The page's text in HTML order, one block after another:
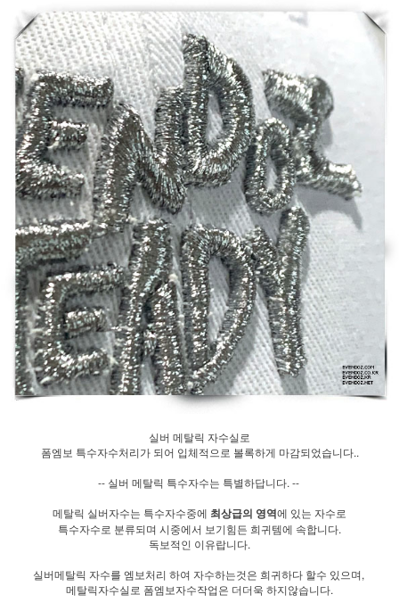
실버 메탈릭 자수실로
폼엠보 특수자수처리가 되어 입체적으로 볼록하게 마감되었습니다..
-- 실버 메탈릭 특수자수는 특별하답니다. --
메탈릭 실버자수는 특수자수중에 최상급의 영역에 있는 자수로
특수자수로 분류되며 시중에서 보기힘든 희귀템에 속합니다.
독보적인 이유랍니다.
실버메탈릭 자수를 엠보처리 하여 자수하는것은 희귀하다 할수 있으며,
메탈릭자수실로 폼엠보자수작업은 더더욱 하지않습니다.